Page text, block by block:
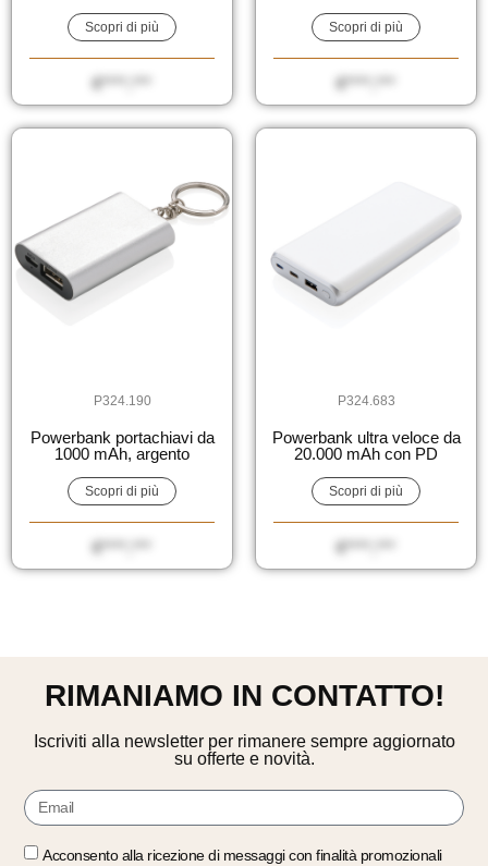
Scopri di più
€****,***
Scopri di più
€****,***
P324.190
Powerbank portachiavi da
1000 mAh, argento
Scopri di più
€****,***
P324.683
Powerbank ultra veloce da
20.000 mAh con PD
Scopri di più
€****,***
RIMANIAMO IN CONTATTO!
Iscriviti alla newsletter per rimanere sempre aggiornato
su offerte e novità.
Acconsento alla ricezione di messaggi con finalità promozionali